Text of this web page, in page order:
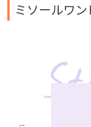
ミソールワ